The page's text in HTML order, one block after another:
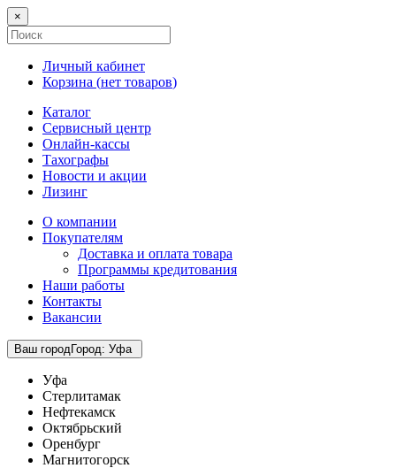
×
Личный кабинет
Корзина (нет товаров)
Каталог
Сервисный центр
Онлайн-кассы
Тахографы
Новости и акции
Лизинг
О компании
Покупателям
Доставка и оплата товара
Программы кредитования
Наши работы
Контакты
Вакансии
Ваш городГород: Уфа
Уфа
Стерлитамак
Нефтекамск
Октябрьский
Оренбург
Магнитогорск